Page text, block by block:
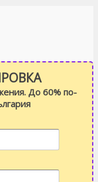
До 60% по-